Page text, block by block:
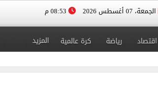
الجمعة، 07 أغسطس 2026
اقتصاد رياضة كرة عالمية المزيد